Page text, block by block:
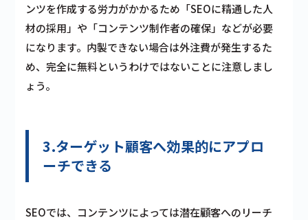
ンツを作成する労力がかかるため「SEOに精通した人
材の採用」や「コンテンツ制作者の確保」などが必要
になります。内製できない場合は外注費が発生するた
め、完全に無料というわけではないことに注意しまし
ょう。
3.ターゲット顧客へ効果的にアプロ
ーチできる
SEOでは、コンテンツによっては潜在顧客へのリーチ